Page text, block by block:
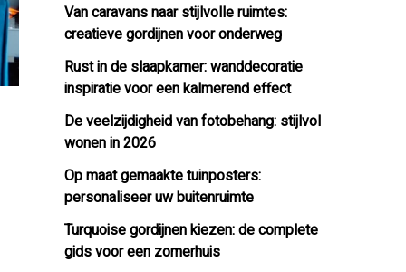
Van caravans naar stijlvolle ruimtes:
creatieve gordijnen voor onderweg
Rust in de slaapkamer: wanddecoratie
inspiratie voor een kalmerend effect
De veelzijdigheid van fotobehang: stijlvol
wonen in 2026
Op maat gemaakte tuinposters:
personaliseer uw buitenruimte
Turquoise gordijnen kiezen: de complete
gids voor een zomerhuis